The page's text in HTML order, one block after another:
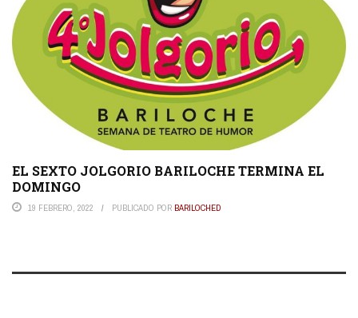
EL SEXTO JOLGORIO BARILOCHE TERMINA EL
DOMINGO
19 FEBRERO, 2022 PUBLICADO POR BARILOCHED